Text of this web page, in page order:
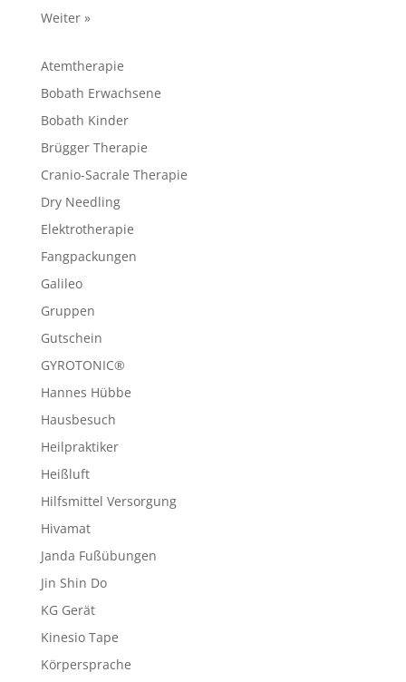
Weiter »
Atemtherapie
Bobath Erwachsene
Bobath Kinder
Brügger Therapie
Cranio-Sacrale Therapie
Dry Needling
Elektrotherapie
Fangpackungen
Galileo
Gruppen
Gutschein
GYROTONIC®
Hannes Hübbe
Hausbesuch
Heilpraktiker
Heißluft
Hilfsmittel Versorgung
Hivamat
Janda Fußübungen
Jin Shin Do
KG Gerät
Kinesio Tape
Körpersprache